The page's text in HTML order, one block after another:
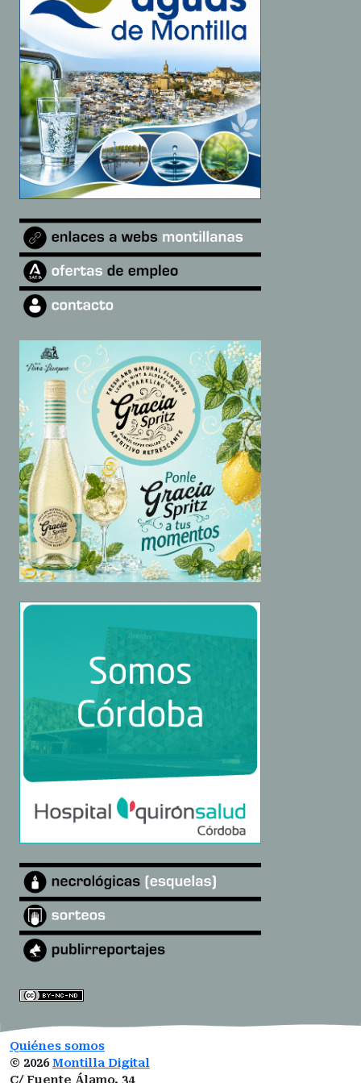
Quiénes somos
© 2026 Montilla Digital
C/ Fuente Álamo, 34